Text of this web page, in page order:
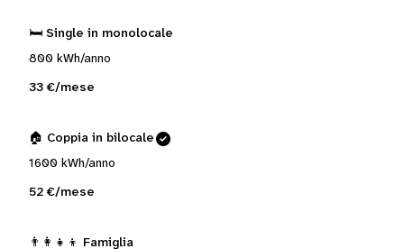
🛏️ Single in monolocale
800 kWh/anno
33 €/mese
🏠 Coppia in bilocale
1600 kWh/anno
52 €/mese
👨‍👩‍👧‍👦 Famiglia